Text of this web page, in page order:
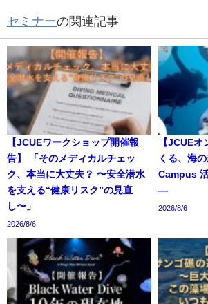
セミナーの関連記事
【JCUEワークショップ開催報
告】 「そのメディカルチェッ
ク、本当に大丈夫？ 〜安全潜水
を支える“健康リスク”の見直
し〜」
2026/8/6
【JCUE
くる、海
Campus
―
2026/8/6